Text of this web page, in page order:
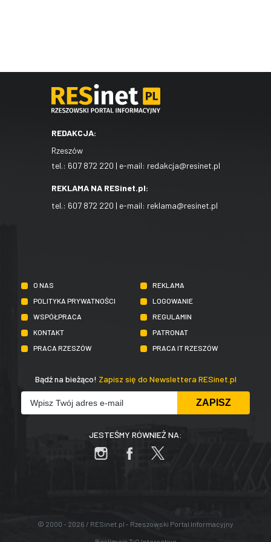
REDAKCJA:
Rzeszów
tel.: 607 872 220 | e-mail: redakcja@resinet.pl
REKLAMA NA RESinet.pl:
tel.: 607 872 220 | e-mail: reklama@resinet.pl
O NAS
REKLAMA
POLITYKA PRYWATNOŚCI
LOGOWANIE
WSPÓŁPRACA
REGULAMIN
KONTAKT
PATRONAT
PRACA RZESZÓW
PRACA IT RZESZÓW
Bądź na bieżąco! Zapisz się do Newslettera RESinet.pl
JESTEŚMY RÓWNIEŻ NA:
© 2000 - 2026 / RESinet.pl - Rzeszowski Portal Informacyjny